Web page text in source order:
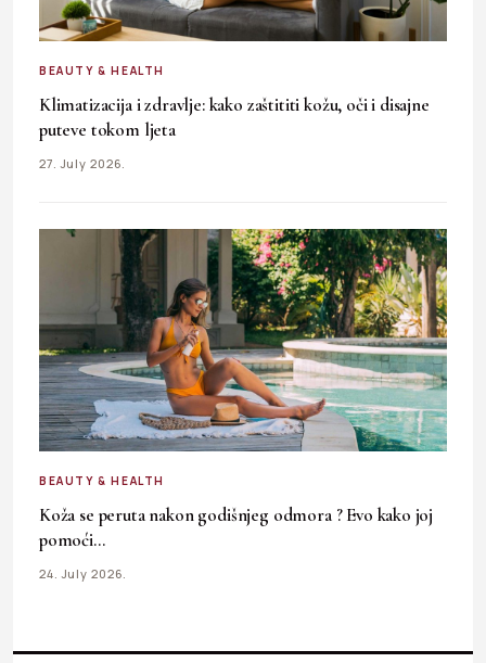
BEAUTY & HEALTH
Klimatizacija i zdravlje: kako zaštititi kožu, oči i disajne
puteve tokom ljeta
27. July 2026.
BEAUTY & HEALTH
Koža se peruta nakon godišnjeg odmora ? Evo kako joj
pomoći…
24. July 2026.